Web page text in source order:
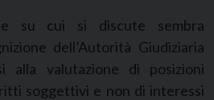
su cui si discute sembra
dell’Autorità Giudiziaria
alla valutazione di posizioni
soggettivi e non di interessi